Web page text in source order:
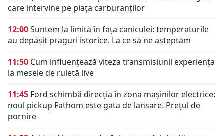
care intervine pe piața carburanților
12:00Suntem la limită în fața caniculei: temperaturile
au depășit praguri istorice. La ce să ne așteptăm
11:50 Cum influențează viteza transmisiunii experiența
la mesele de ruletă live
11:45 Ford schimbă direcția în zona mașinilor electrice:
noul pickup Fathom este gata de lansare. Prețul de
pornire